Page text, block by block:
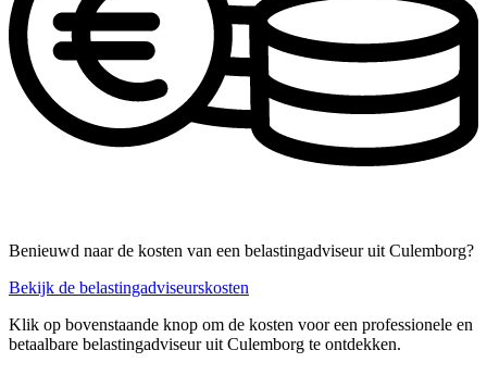
Benieuwd naar de kosten van een belastingadviseur uit Culemborg?
Bekijk de belastingadviseurskosten
Klik op bovenstaande knop om de kosten voor een professionele en
betaalbare belastingadviseur uit Culemborg te ontdekken.